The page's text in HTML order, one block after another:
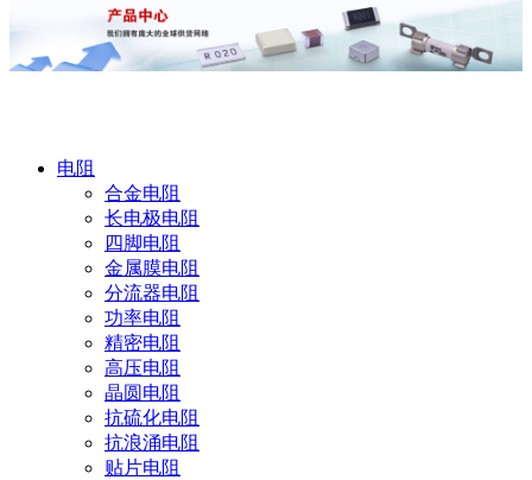
电阻
合金电阻
长电极电阻
四脚电阻
金属膜电阻
分流器电阻
功率电阻
精密电阻
高压电阻
晶圆电阻
抗硫化电阻
抗浪涌电阻
贴片电阻